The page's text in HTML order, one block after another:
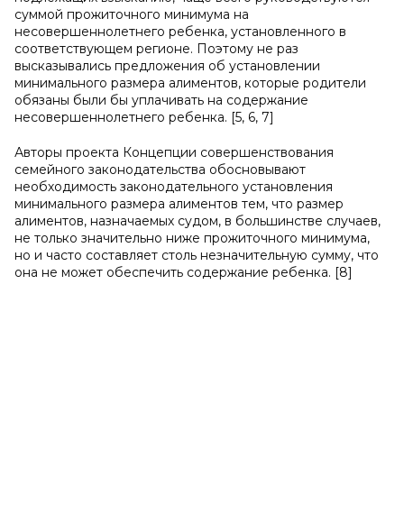
суммой прожиточного минимума на
несовершеннолетнего ребенка, установленного в
соответствующем регионе. Поэтому не раз
высказывались предложения об установлении
минимального размера алиментов, которые родители
обязаны были бы уплачивать на содержание
несовершеннолетнего ребенка. [5, 6, 7]
Авторы проекта Концепции совершенствования
семейного законодательства обосновывают
необходимость законодательного установления
минимального размера алиментов тем, что размер
алиментов, назначаемых судом, в большинстве случаев,
не только значительно ниже прожиточного минимума,
но и часто составляет столь незначительную сумму, что
она не может обеспечить содержание ребенка. [8]